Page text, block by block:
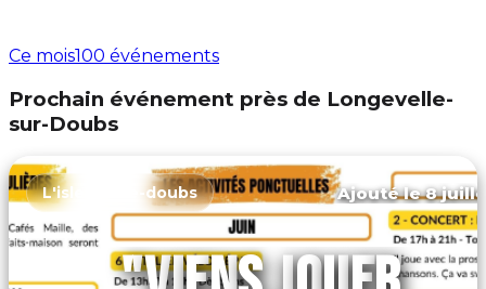
Ce mois100 événements
Prochain événement près de Longevelle-
sur-Doubs
L'isle-sur-le-doubs Ajouté le 8